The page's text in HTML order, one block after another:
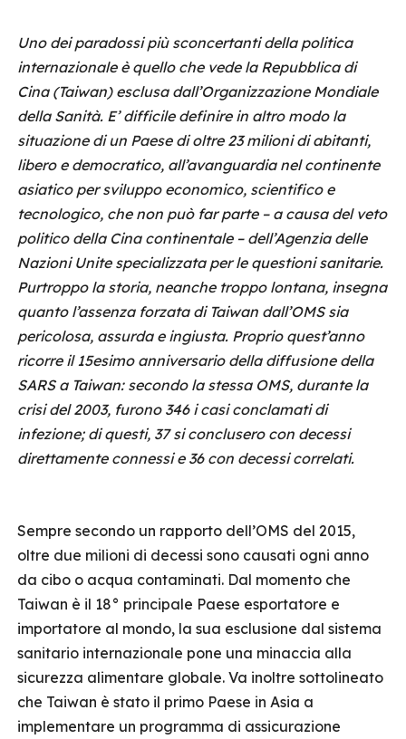
Uno dei paradossi più sconcertanti della politica
internazionale è quello che vede la Repubblica di
Cina (Taiwan) esclusa dall’Organizzazione Mondiale
della Sanità. E’ difficile definire in altro modo la
situazione di un Paese di oltre 23 milioni di abitanti,
libero e democratico, all’avanguardia nel continente
asiatico per sviluppo economico, scientifico e
tecnologico, che non può far parte – a causa del veto
politico della Cina continentale – dell’Agenzia delle
Nazioni Unite specializzata per le questioni sanitarie.
Purtroppo la storia, neanche troppo lontana, insegna
quanto l’assenza forzata di Taiwan dall’OMS sia
pericolosa, assurda e ingiusta. Proprio quest’anno
ricorre il 15esimo anniversario della diffusione della
SARS a Taiwan: secondo la stessa OMS, durante la
crisi del 2003, furono 346 i casi conclamati di
infezione; di questi, 37 si conclusero con decessi
direttamente connessi e 36 con decessi correlati.
Sempre secondo un rapporto dell’OMS del 2015,
oltre due milioni di decessi sono causati ogni anno
da cibo o acqua contaminati. Dal momento che
Taiwan è il 18° principale Paese esportatore e
importatore al mondo, la sua esclusione dal sistema
sanitario internazionale pone una minaccia alla
sicurezza alimentare globale. Va inoltre sottolineato
che Taiwan è stato il primo Paese in Asia a
implementare un programma di assicurazione